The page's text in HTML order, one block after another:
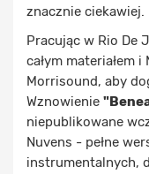
znacznie ciekawiej.
Pracując w Rio De
całym materiałem
Morrisound, aby
Wznowienie
niepublikowane
Nuvens - pełne
instrumentalnych,